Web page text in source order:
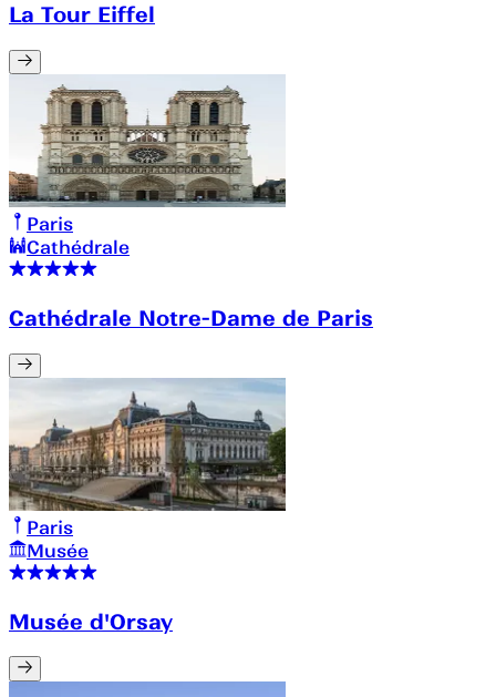
La Tour Eiffel
Paris
Cathédrale
Cathédrale Notre-Dame de Paris
Paris
Musée
Musée d'Orsay